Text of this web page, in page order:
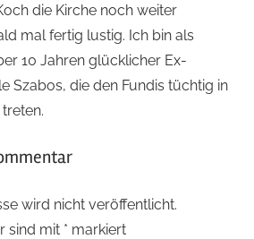
die Kirche noch weiter
mal fertig lustig. Ich bin als
10 Jahren glücklicher Ex-
Szabos, die den Fundis tüchtig in
wird nicht veröffentlicht.
sind mit * markiert